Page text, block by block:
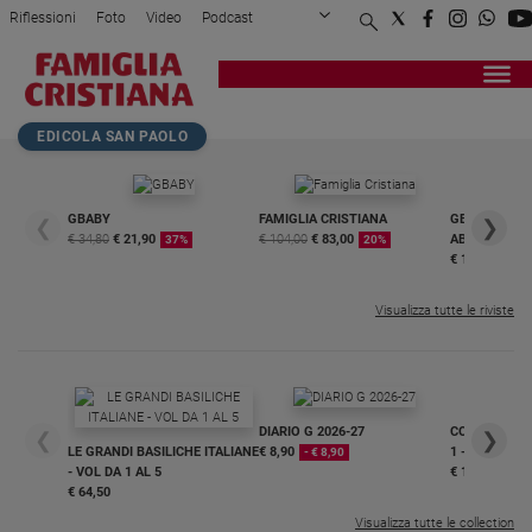
Attualità
Italia
Cronaca
Mondo
Economia
Interviste
Papa
Riflessioni Foto Video Podcast
Privacy Policy Chi siamo
Registrati Redazione
Home page>Chiesa>Il Papa: «Le suore di cl...
EDICOLA SAN PAOLO
❮
GBABY
€ 34,80 € 21,90 37%
FAMIGLIA CRISTIANA
€ 104,00 € 83,00 20%
GBABY
€ 16,99
❯
Visualizza tutte le riviste
❮
LE GRANDI BASILICHE ITALIANE
- VOL DA 1 AL 5
€ 64,50
DIARIO G 2026-27
€ 8,90
- € 8,90
COLLANA
1 - 2
€ 18,50
❯
Visualizza tutte le collection